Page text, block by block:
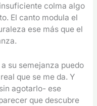
colma algo
El canto modula el
ese más que el
su semejanza puedo
que se me da. Y
agotarlo- ese
que descubre